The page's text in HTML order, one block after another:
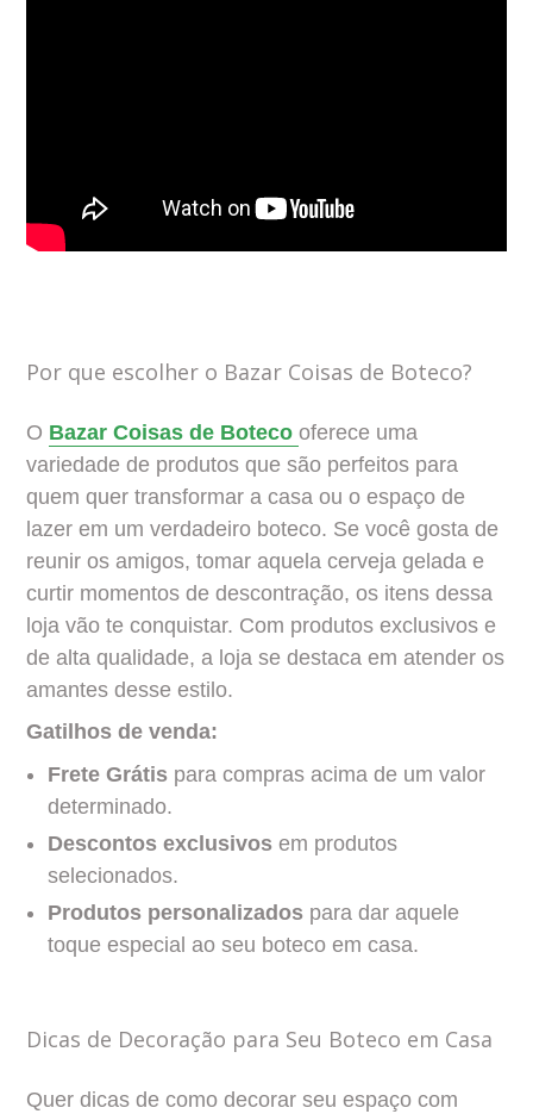
Por que escolher o Bazar Coisas de Boteco?
O Bazar Coisas de Boteco oferece uma
variedade de produtos que são perfeitos para
quem quer transformar a casa ou o espaço de
lazer em um verdadeiro boteco. Se você gosta de
reunir os amigos, tomar aquela cerveja gelada e
curtir momentos de descontração, os itens dessa
loja vão te conquistar. Com produtos exclusivos e
de alta qualidade, a loja se destaca em atender os
amantes desse estilo.
Gatilhos de venda:
Frete Grátis para compras acima de um valor
determinado.
Descontos exclusivos em produtos
selecionados.
Produtos personalizados para dar aquele
toque especial ao seu boteco em casa.
Dicas de Decoração para Seu Boteco em Casa
Quer dicas de como decorar seu espaço com